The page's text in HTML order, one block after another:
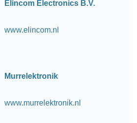
Elincom Electronics B.V.
www.elincom.nl
Murrelektronik
www.murrelektronik.nl